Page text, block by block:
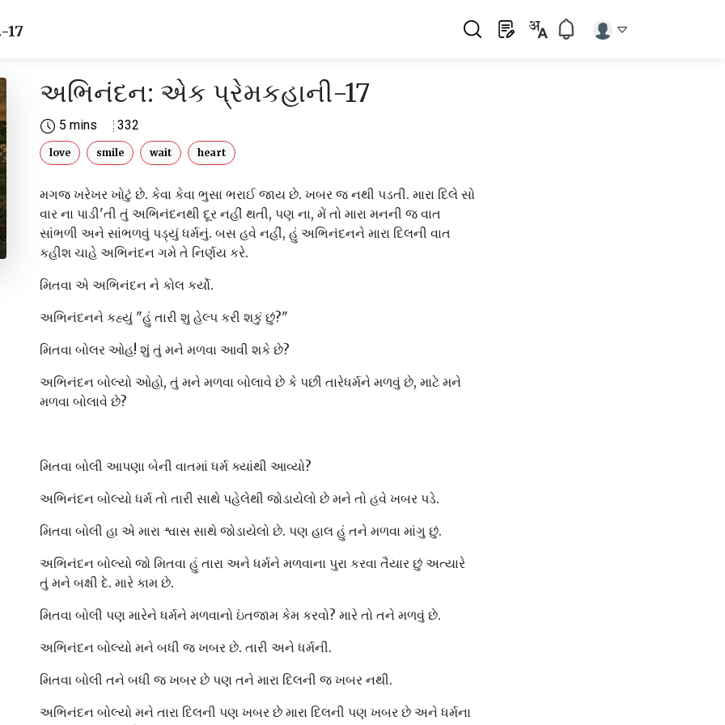
17
અભિનંદન: એક પ્રેમકહાની-17
5 mins 332
love smile wait heart
મગજ ખરેખર ખોટું છે. કેવા કેવા ભુસા ભરાઈ જાય છે. ખબર જ નથી પડતી. મારા દિલે સો
વાર ના પાડી'તી તું અભિનંદનથી દૂર નહીં થતી, પણ ના, મેં તો મારા મનની જ વાત
સાંભળી અને સાંભળવું પડ્યું ધર્મનું. બસ હવે નહીં, હું અભિનંદનને મારા દિલની વાત
કહીશ ચાહે અભિનંદન ગમે તે નિર્ણય કરે.
મિતવા એ અભિનંદન ને કોલ કર્યો.
અભિનંદનને કહ્યું "હું તારી શુ હેલ્પ કરી શકું છું?"
મિતવા બોલર ઓહ! શું તું મને મળવા આવી શકે છે?
અભિનંદન બોલ્યો ઓહો, તું મને મળવા બોલાવે છે કે પછી તારેધર્મને મળવું છે, માટે મને
મળવા બોલાવે છે?
મિતવા બોલી આપણા બેની વાતમાં ધર્મ ક્યાંથી આવ્યો?
અભિનંદન બોલ્યો ધર્મ તો તારી સાથે પહેલેથી જોડાયેલો છે મને તો હવે ખબર પડે.
મિતવા બોલી હા એ મારા શ્વાસ સાથે જોડાયેલો છે. પણ હાલ હું તને મળવા માંગુ છું.
અભિનંદન બોલ્યો જો મિતવા હું તારા અને ધર્મને મળવાના પુરા કરવા તૈયાર છું અત્યારે
તું મને બક્ષી દે. મારે કામ છે.
મિતવા બોલી પણ મારેને ધર્મને મળવાનો ઇંતજામ કેમ કરવો? મારે તો તને મળવું છે.
અભિનંદન બોલ્યો મને બધી જ ખબર છે. તારી અને ધર્મની.
મિતવા બોલી તને બધી જ ખબર છે પણ તને મારા દિલની જ ખબર નથી.
અભિનંદન બોલ્યો મને તારા દિલની પણ ખબર છે મારા દિલની પણ ખબર છે અને ધર્મના